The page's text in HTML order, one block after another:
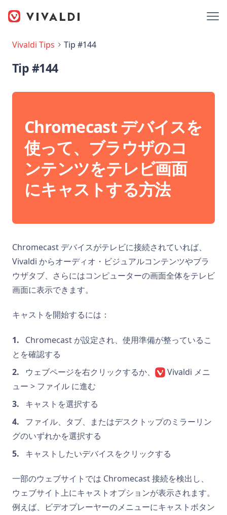
Vivaldi Tips Tip #144
Tip #144
Chromecast デバイスを
使って、ブラウザのコ
ンテンツをテレビ画面
にキャストする方法
Chromecast デバイスがテレビに接続されていれば、
Vivaldi からオーディオ・ビジュアルコンテンツやブラ
ウザタブ、さらにはコンピューターの画面全体をテレビ
画面に表示できます。
キャストを開始するには：
Chromecast が設定され、使用準備が整っているこ
とを確認する
ウェブページを右クリックするか、
Vivaldi メニ
ュー > ファイル に進む
キャストを選択する
ファイル、タブ、またはデスクトップのミラーリン
グのいずれかを選択する
キャストしたいデバイスをクリックする
一部のウェブサイトでは Chromecast 接続を検出し、
ウェブサイト上にキャストオプションが表示されます。
例えば、ビデオプレーヤーのメニューにキャストボタン